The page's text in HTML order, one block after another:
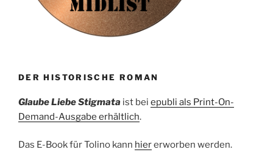
DER HISTORISCHE ROMAN
Glaube Liebe Stigmata ist bei epubli als Print-On-
Demand-Ausgabe erhältlich.
Das E-Book für Tolino kann hiererworben werden.